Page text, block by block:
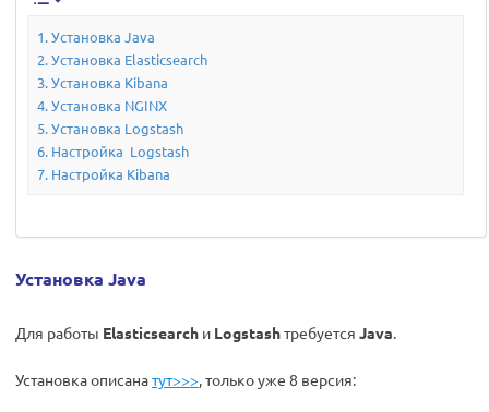
Установка Java
Установка Elasticsearch
Установка Kibana
Установка NGINX
Установка Logstash
Настройка Logstash
Настройка Kibana
Установка Java
Для работы Elasticsearch и Logstashтребуется Java.
Установка описанатут>>>, только уже 8 версия: